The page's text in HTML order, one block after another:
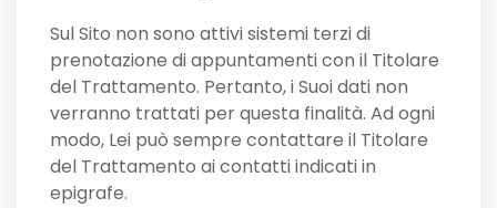
Sul Sito non sono attivi sistemi terzi di
prenotazione di appuntamenti con il Titolare
del Trattamento. Pertanto, i Suoi dati non
verranno trattati per questa finalità. Ad ogni
modo, Lei può sempre contattare il Titolare
del Trattamento ai contatti indicati in
epigrafe.